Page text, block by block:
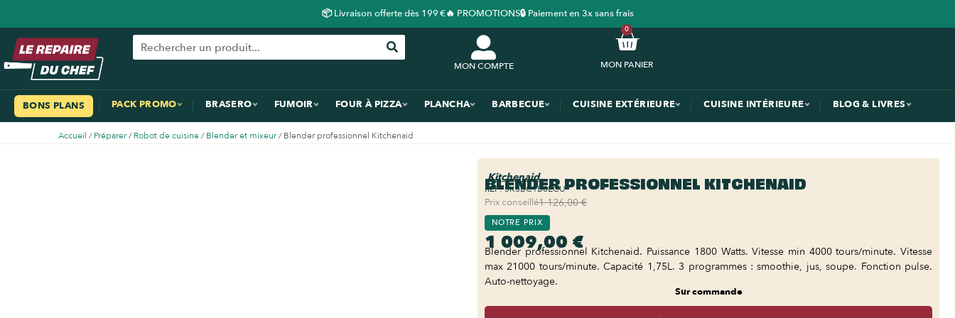
📦 Livraison offerte dès 199 €🔥 PROMOTIONS🔒 Paiement en 3x sans frais
MON COMPTE
0
BONS PLANS PACK PROMO BRASERO FUMOIR FOUR À PIZZA PLANCHA BARBECUE CUISINE EXTÉRIEURE CUISINE INTÉRIEURE BLOG & LIVRES
Accueil /Préparer/Robot de cuisine/Blender et mixeur/ Blender professionnel Kitchenaid
Kitchenaid
BLENDER PROFESSIONNEL KITCHENAID
REF:5KSBC1B0ECU
Prix conseillé1 126,00 €
NOTRE PRIX
1 009,00 €
Blender professionnel Kitchenaid. Puissance 1800 Watts. Vitesse min 4000 tours/minute. Vitesse
max 21000 tours/minute. Capacité 1,75L. 3 programmes : smoothie, jus, soupe. Fonction pulse.
Auto-nettoyage.
Sur commande